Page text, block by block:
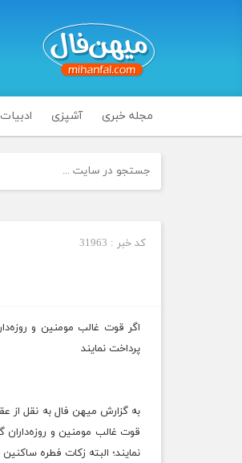
مجله خبری آشپزی
کد خبر : 31963
پرداخت نمایند
به گزارش میهن فال به نقل از
قوت غالب مومنین و روزه‌داران گندم
نمایند؛ البته زکات فطره ساکنین